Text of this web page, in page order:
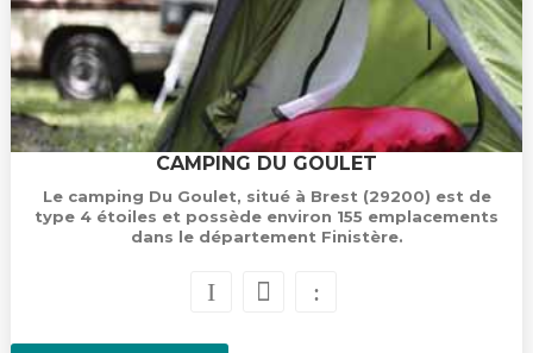
CAMPING DU GOULET
Le camping Du Goulet, situé à Brest (29200) est de
type 4 étoiles et possède environ 155 emplacements
dans le département Finistère.